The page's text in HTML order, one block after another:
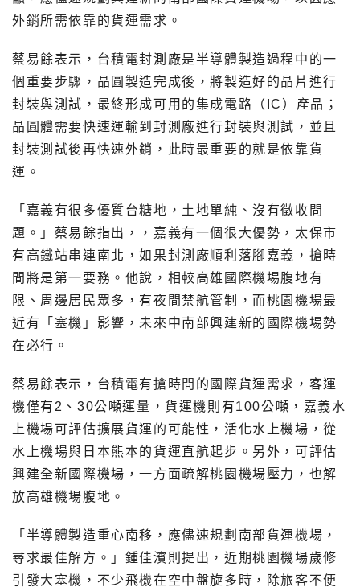
外銷所需依靠的貨運需求。
蔡易餘表示，台積電封測廠是半導體製造過程中的一
個重要步驟，晶圓製造完成後，將製造好的晶片進行
封裝與測試，最終形成可用的集成電路（IC）產品；
晶圓體需要快速運輸到封測廠進行封裝與測試，並且
封裝測試後再快速外銷，此時最重要的就是依靠貨
運。
「嘉義有很多優質台糖地，土地單純、沒有徵收問
題。」蔡易餘指出，，嘉義有一個很大優勢，太保市
有高鐵站串連南北，如果封測廠順利落腳嘉義，搶時
間將是第一要務。他說，相較高雄國際機場腹地有
限、周邊居民眾多，有夜間禁航管制，而桃園機場最
近有「塞機」影響，未來中南部興建新的國際機場勢
在必行。
蔡易餘表示，台積電有搶時間的國際貨運需求，客運
機僅有2、30公噸運量，貨運機則有100公噸，嘉義水
上機場可評估擴展貨運的可能性，活化水上機場，從
水上機場與日本熊本的貨運直航起步。另外，可評估
興建全新國際機場，一方面疏解桃園機場壓力，也解
放高雄機場腹地。
「半導體製造重心南移，應儘速規劃南部貨運機場，
尋求最佳解方。」鍾佳濱則提出，近期桃園機場歲修
引發大塞機，不少飛機在空中盤旋多時，除旅客不便